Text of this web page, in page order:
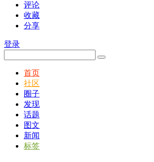
评论
收藏
分享
登录
首页
社区
圈子
发现
话题
图文
新闻
标签